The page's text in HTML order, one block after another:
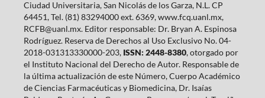
Ciudad Universitaria, San Nicolás de los Garza, N.L. CP
64451, Tel. (81) 83294000 ext. 6369, www.fcq.uanl.mx,
RCFB@uanl.mx. Editor responsable: Dr. Bryan A. Espinosa
Rodríguez. Reserva de Derechos al Uso Exclusivo No. 04-
2018-031313330000-203, ISSN: 2448-8380, otorgado por
el Instituto Nacional del Derecho de Autor. Responsable de
la última actualización de este Número, Cuerpo Académico
de Ciencias Farmacéuticas y Biomedicina, Dr. Isaías